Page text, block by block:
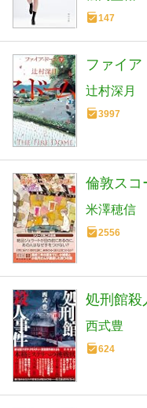
147
ファイア
辻村深月
3997
倫敦スコ
米澤穂信
2556
処刑館殺
西式豊
624